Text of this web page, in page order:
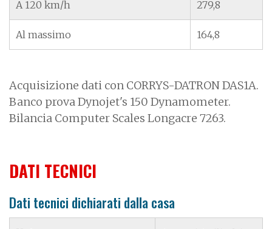
A 120 km/h 279,8
Al massimo 164,8
Acquisizione dati con CORRYS-DATRON DAS1A.
Banco prova Dynojet's 150 Dynamometer.
Bilancia Computer Scales Longacre 7263.
DATI TECNICI
Dati tecnici dichiarati dalla casa